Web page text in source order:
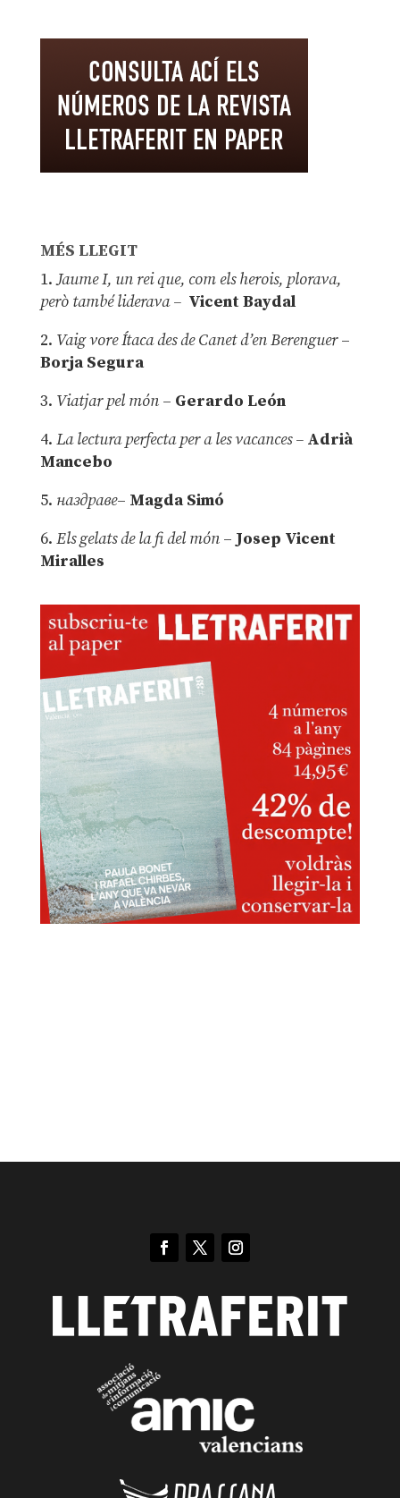
MÉS LLEGIT
1.Jaume I, un rei que, com els herois, plorava,
però també liderava – Vicent Baydal
2. Vaig vore Ítaca des de Canet d’en Berenguer–
Borja Segura
3. Viatjar pel món – Gerardo León
4. La lectura perfecta per a les vacances –Adrià
Mancebo
5. наздраве– Magda Simó
6. Els gelats de la fi del món – Josep Vicent
Miralles